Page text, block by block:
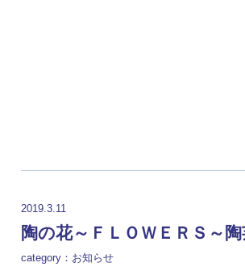
2019.3.11
陶の花～ＦＬＯＷＥＲＳ～
category： お知らせ